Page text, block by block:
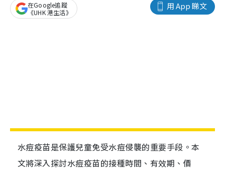
用 App 睇文
在Google追蹤
《UHK 港生活》
水痘疫苗是保護兒童免受水痘侵襲的重要手段。本
文將深入探討水痘疫苗的接種時間、有效期、價